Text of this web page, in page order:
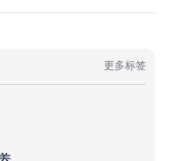
更多标签